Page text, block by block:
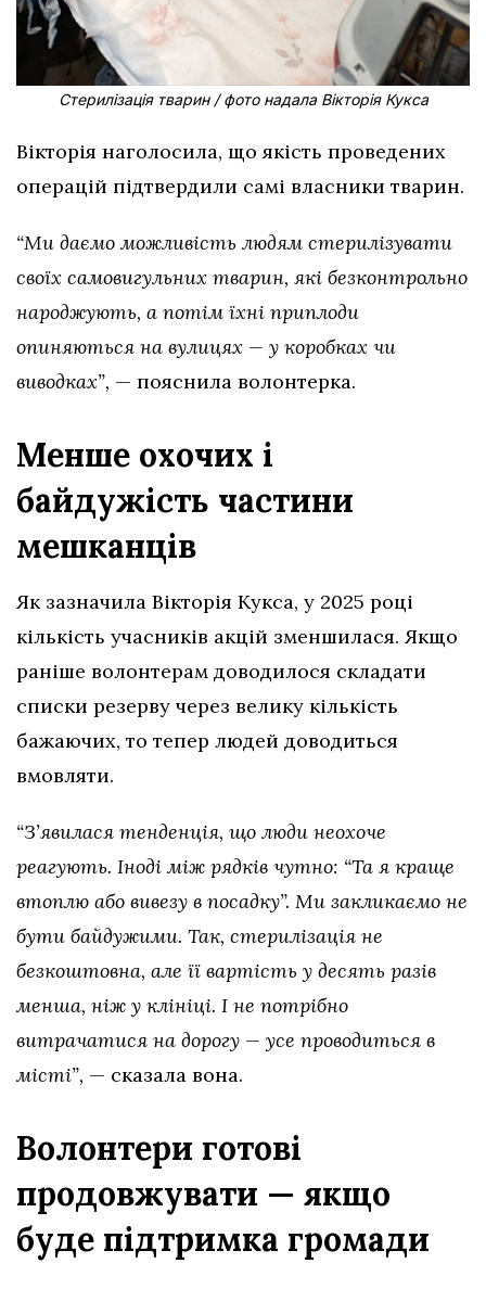
Стерилізація тварин / фото надала Вікторія Кукса
Вікторія наголосила, що якість проведених
операцій підтвердили самі власники тварин.
“Ми даємо можливість людям стерилізувати
своїх самовигульних тварин, які безконтрольно
народжують, а потім їхні приплоди
опиняються на вулицях — у коробках чи
виводках”, — пояснила волонтерка.
Менше охочих і
байдужість частини
мешканців
Як зазначила Вікторія Кукса, у 2025 році
кількість учасників акцій зменшилася. Якщо
раніше волонтерам доводилося складати
списки резерву через велику кількість
бажаючих, то тепер людей доводиться
вмовляти.
“З’явилася тенденція, що люди неохоче
реагують. Іноді між рядків чутно: “Та я краще
втоплю або вивезу в посадку”. Ми закликаємо не
бути байдужими. Так, стерилізація не
безкоштовна, але її вартість у десять разів
менша, ніж у клініці. І не потрібно
витрачатися на дорогу — усе проводиться в
місті”, — сказала вона.
Волонтери готові
продовжувати — якщо
буде підтримка громади